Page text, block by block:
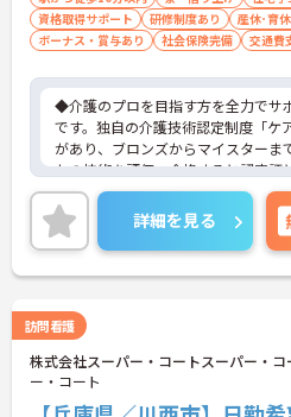
資格取得サポート
研修制度あり
産休･育
ボーナス・賞与あり
社会保険完備 交通費
◆介護のプロを目指す方を全力でサ
です。独自の介護技術認定制度「ケ
があり、ブロンズからマイスターま
たの技術を評価。合格すると認定証
れます。
◆スタッフ同士の繋がりを大切にす
スバッジ」という素敵な制度を導入
マホやパソコンから、部署や施設を
「ありがとう」のバッジを送り合う
些細なことでも感謝を伝え合い、認
風通しが良くとてもあたたかい雰囲
また、「もっとこうしたら良くなる
現場の小さなアイデアを大切にして
目から誰でもいくつでも提案できる
詳細を見る
訪問看護
株式会社スーパー・コートスーパー・
ー・コート